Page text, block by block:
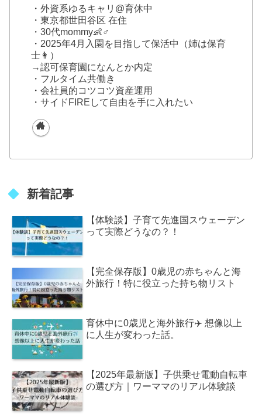
・外資系ゆるキャリ@育休中
・東京都世田谷区 在住
・30代mommy👶♂
・2025年4月入園を目指して保活中（姉は保育
士👩）
→認可保育園になんとか内定
・フルタイム共働き
・会社員的コツコツ資産運用
・サイドFIREして自由を手に入れたい
新着記事
【体験談】子育て先進国スウェーデン
って実際どうなの？！
【完全保存版】0歳児の赤ちゃんと海
外旅行！特に役立った持ち物リスト
育休中に0歳児と海外旅行✈️ 想像以上
に人生が変わった話。
【2025年最新版】子供乗せ電動自転車
の選び方｜ワーママのリアル体験談